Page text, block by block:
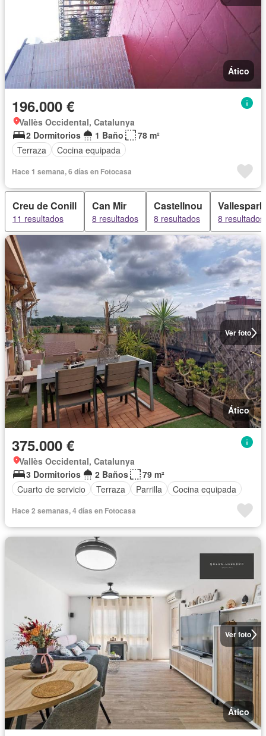
Ático
196.000 €
Vallès Occidental, Catalunya
2 Dormitorios
1 Baño
78 m²
Terraza
Cocina equipada
Hace 1 semana, 6 días en Fotocasa
Creu de Conill
11 resultados
Can Mir
8 resultados
Castellnou
8 resultados
Vallespark
8 resultados
Ver foto
Ático
375.000 €
Vallès Occidental, Catalunya
3 Dormitorios
2 Baños
79 m²
Cuarto de servicio
Terraza Parrilla Cocina equipada
Hace 2 semanas, 4 días en Fotocasa
Ver foto
Ático